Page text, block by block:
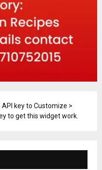
key to Customize >
to get this widget work.